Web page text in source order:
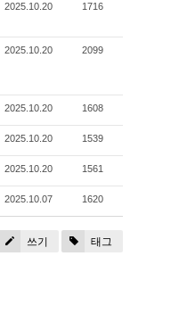
2025.10.20 1716
2025.10.20 2099
2025.10.20 1608
2025.10.20 1539
2025.10.20 1561
2025.10.07 1620
쓰기 태그